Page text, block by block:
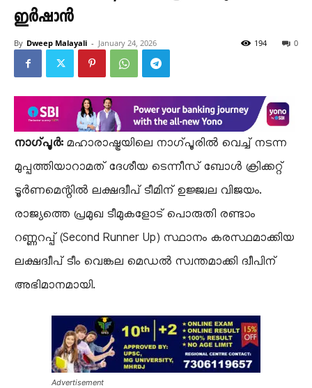
ഇർഷാൻ
By Dweep Malayali - January 24, 2026 0
194
നാഗ്‌പൂർ:മഹാരാഷ്ട്രയിലെ നാഗ്‌പൂരിൽ വെച്ച് നടന്ന
മുപ്പത്തിയാറാമത് ദേശീയ ടെന്നീസ് ബോൾ ക്രിക്കറ്റ്
ടൂർണമെന്റിൽ ലക്ഷദ്വീപ് ടീമിന് ഉജ്ജ്വല വിജയം.
രാജ്യത്തെ പ്രമുഖ ടീമുകളോട് പൊരുതി രണ്ടാം
റണ്ണറപ്പ് (Second Runner Up) സ്ഥാനം കരസ്ഥമാക്കിയ
ലക്ഷദ്വീപ് ടീം വെങ്കല മെഡൽ സ്വന്തമാക്കി ദ്വീപിന്
അഭിമാനമായി.
Advertisement